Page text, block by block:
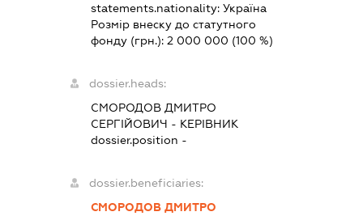
statements.nationality:Україна
Розмір внеску до статутного
фонду (грн.):2 000 000 (100 %)
dossier.heads:
СМОРОДОВ ДМИТРО
СЕРГІЙОВИЧ - КЕРІВНИК
dossier.position -
dossier.beneficiaries:
СМОРОДОВ ДМИТРО